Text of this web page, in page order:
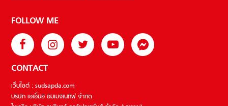
FOLLOW ME
CONTACT
เว็บไซต์ : sudsapda.com
บริษัท เอเอ็มอี อิมเมจิเนทีฟ จำกัด